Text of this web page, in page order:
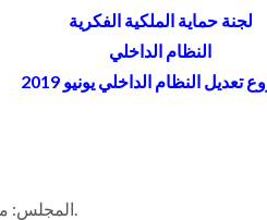
لجنة حماية الملكية الفكرية
النظام الداخلي
تعديل النظام الداخلي يونيو 2019
- المجلس: مجلس إدارة اتحاد الناشرين العرب.